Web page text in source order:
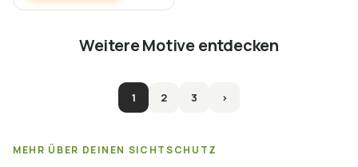
Weitere Motive entdecken
1 2 3 ›
MEHR ÜBER DEINEN SICHTSCHUTZ